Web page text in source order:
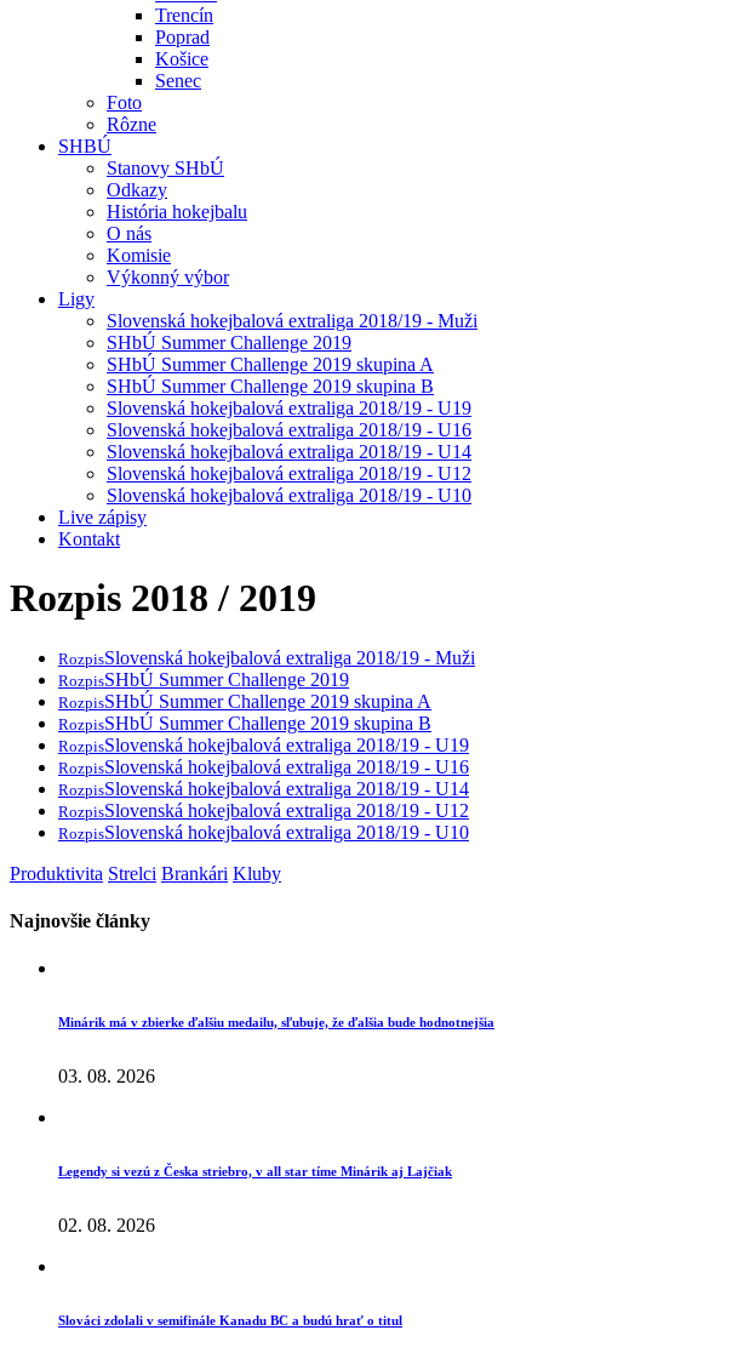
Trencín
Poprad
Košice
Senec
Foto
Rôzne
SHBÚ
Stanovy SHbÚ
Odkazy
História hokejbalu
O nás
Komisie
Výkonný výbor
Ligy
Slovenská hokejbalová extraliga 2018/19 - Muži
SHbÚ Summer Challenge 2019
SHbÚ Summer Challenge 2019 skupina A
SHbÚ Summer Challenge 2019 skupina B
Slovenská hokejbalová extraliga 2018/19 - U19
Slovenská hokejbalová extraliga 2018/19 - U16
Slovenská hokejbalová extraliga 2018/19 - U14
Slovenská hokejbalová extraliga 2018/19 - U12
Slovenská hokejbalová extraliga 2018/19 - U10
Live zápisy
Kontakt
Rozpis 2018 / 2019
RozpisSlovenská hokejbalová extraliga 2018/19 - Muži
RozpisSHbÚ Summer Challenge 2019
RozpisSHbÚ Summer Challenge 2019 skupina A
RozpisSHbÚ Summer Challenge 2019 skupina B
RozpisSlovenská hokejbalová extraliga 2018/19 - U19
RozpisSlovenská hokejbalová extraliga 2018/19 - U16
RozpisSlovenská hokejbalová extraliga 2018/19 - U14
RozpisSlovenská hokejbalová extraliga 2018/19 - U12
RozpisSlovenská hokejbalová extraliga 2018/19 - U10
Produktivita Strelci Brankári Kluby
Najnovšie články
Minárik má v zbierke ďalšiu medailu, sľubuje, že ďalšia bude hodnotnejšia
03. 08. 2026
Legendy si vezú z Česka striebro, v all star tíme Minárik aj Lajčiak
02. 08. 2026
Slováci zdolali v semifinále Kanadu BC a budú hrať o titul